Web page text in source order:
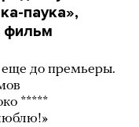
паука»,
фильм
еще до премьеры.
*****